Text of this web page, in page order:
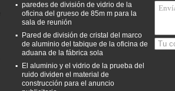
paredes de división de vidrio de la
oficina del grueso de 85m m para la
sala de reunión
Pared de división de cristal del marco
de aluminio del tabique de la oficina de
aduana de la fábrica sola
El aluminio y el vidrio de la prueba del
ruido dividen el material de
construcción para el anuncio